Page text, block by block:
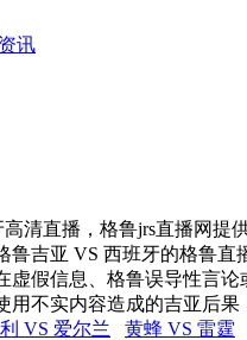
讯
清直播，格鲁jrs直播网提
鲁吉亚 VS 西班牙的格鲁
假信息、格鲁误导性言
用不实内容造成的吉亚后
VS 爱尔兰 黄蜂 VS 雷霆